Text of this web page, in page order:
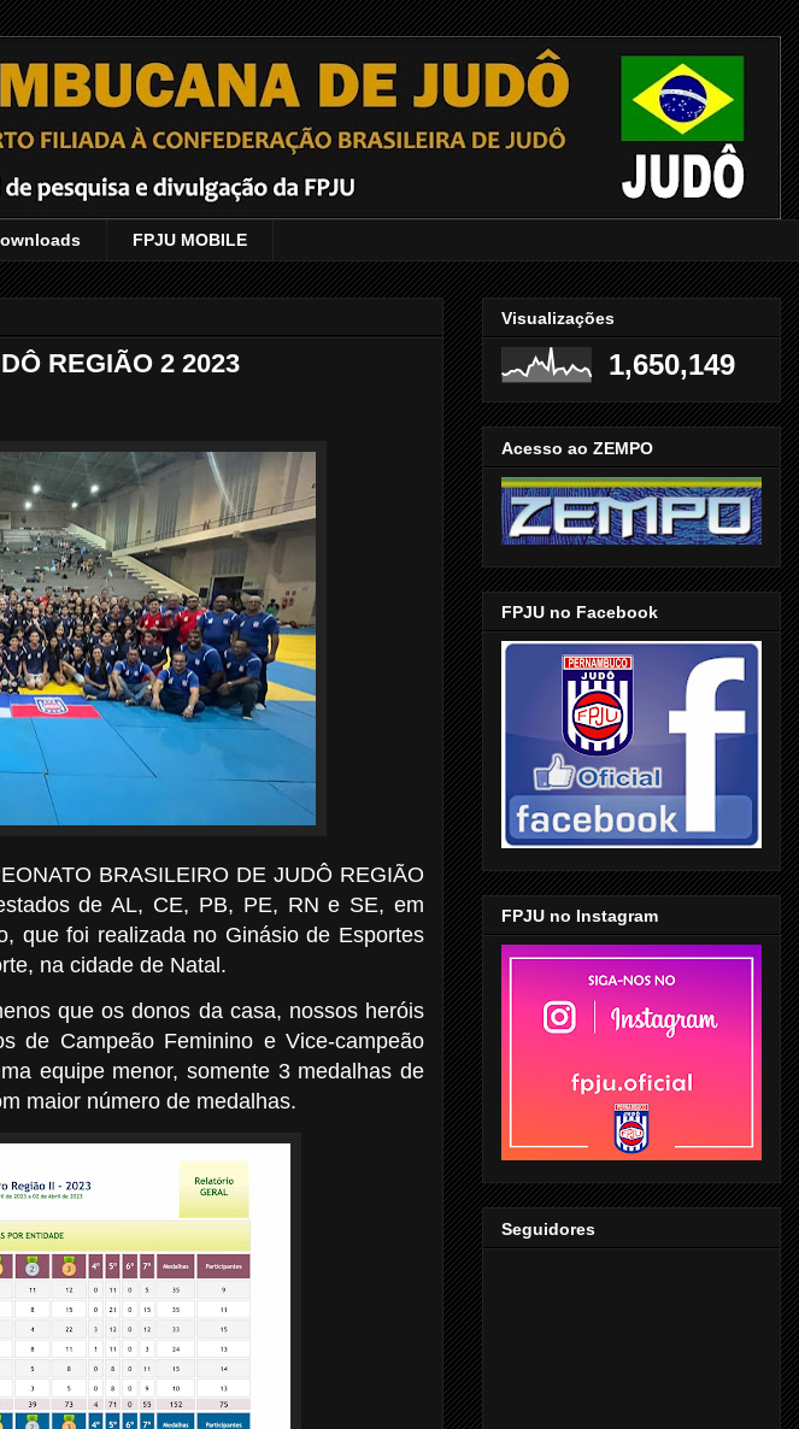
FPJU MOBILE
REGIÃO 2 2023
BRASILEIRO DE JUDÔ REGIÃO
de AL, CE, PB, PE, RN e SE, em
que foi realizada no Ginásio de Esportes
na cidade de Natal.
que os donos da casa, nossos heróis
de Campeão Feminino e Vice-campeão
equipe menor, somente 3 medalhas de
maior número de medalhas.
Visualizações
1,650,149
Acesso ao ZEMPO
FPJU no Facebook
FPJU no Instagram
Seguidores